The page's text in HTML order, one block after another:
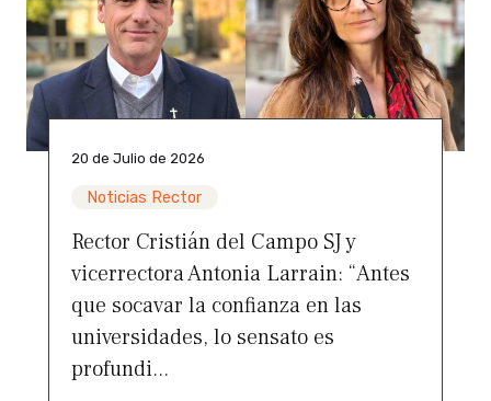
20 de Julio de 2026
Noticias Rector
Rector Cristián del Campo SJ y
vicerrectora Antonia Larrain: “Antes
que socavar la confianza en las
universidades, lo sensato es
profundi...